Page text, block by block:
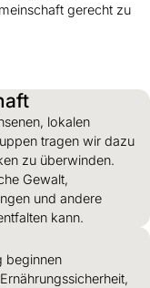
gerecht zu
lokalen
tragen wir dazu
zu überwinden.
Gewalt,
und andere
kann.
beginnen